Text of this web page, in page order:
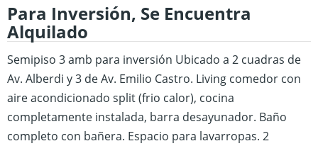
Para Inversión, Se Encuentra
Alquilado
Semipiso 3 amb para inversión Ubicado a 2 cuadras de
Av. Alberdi y 3 de Av. Emilio Castro. Living comedor con
aire acondicionado split (frio calor), cocina
completamente instalada, barra desayunador. Baño
completo con bañera. Espacio para lavarropas. 2